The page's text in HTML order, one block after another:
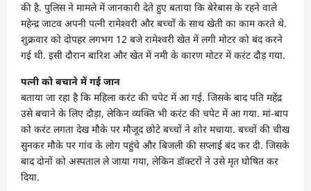
की है. पुलिस ने मामले में जानकारी देते हुए बताया कि बेरेबास के रहने वाले
महेन्द्र जाटव अपनी पत्नी रामेश्वरी और बच्चों के साथ खेती का काम करते थे.
शुक्रवार को दोपहर लगभग 12 बजे रामेश्वरी खेत में लगी मोटर को बंद करने
गई थी. इसी दौरान बारिश और खेत में नमी के कारण मोटर में करंट दौड़ गया.
पत्नी को बचाने में गई जान
बताया जा रहा है कि महिला करंट की चपेट में आ गई. जिसके बाद पति महेंद्र
उसे बचाने के लिए दौड़ा, लेकिन व्यक्ति भी करंट की चपेट में आ गया. मां-बाप
को करंट लगता देख मौके पर मौजूद छोटे बच्चों ने शोर मचाया. बच्चों की चीख
सुनकर मौके पर गांव के लोग पहुंचे और बिजली की सप्लाई बंद कर दी. जिसके
बाद दोनों को अस्पताल ले जाया गया, लेकिन डॉक्टरों ने उसे मृत घोषित कर
दिया.